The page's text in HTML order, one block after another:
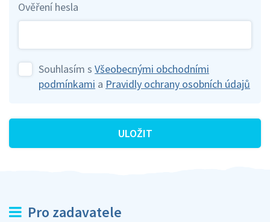
Ověření hesla
Souhlasím s Všeobecnými obchodními
podmínkami a Pravidly ochrany osobních údajů
ULOŽIT
Pro zadavatele